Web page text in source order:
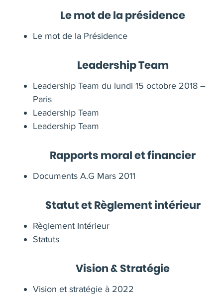
Le mot de la présidence
Le mot de la Présidence
Leadership Team
Leadership Team du lundi 15 octobre 2018 –
Paris
Leadership Team
Leadership Team
Rapports moral et financier
Documents A.G Mars 2011
Statut et Règlement intérieur
Règlement Intérieur
Statuts
Vision & Stratégie
Vision et stratégie à 2022